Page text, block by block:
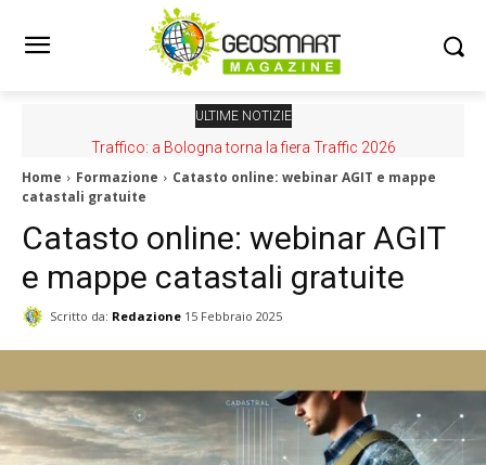
ULTIME NOTIZIE
Traffico: a Bologna torna la fiera Traffic 2026
Home Formazione
Catasto online: webinar AGIT e mappe
catastali gratuite
Catasto online: webinar AGIT
e mappe catastali gratuite
Scritto da: Redazione 15 Febbraio 2025